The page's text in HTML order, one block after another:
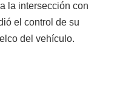
la intersección con
el control de su
del vehículo.